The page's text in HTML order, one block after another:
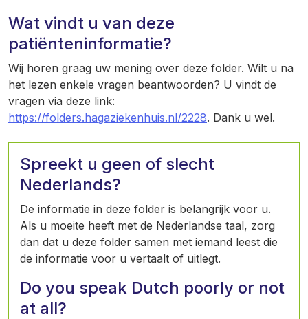
Wat vindt u van deze
patiënteninformatie?
Wij horen graag uw mening over deze folder. Wilt u na
het lezen enkele vragen beantwoorden? U vindt de
vragen via deze link:
https://folders.hagaziekenhuis.nl/2228. Dank u wel.
Spreekt u geen of slecht
Nederlands?
De informatie in deze folder is belangrijk voor u.
Als u moeite heeft met de Nederlandse taal, zorg
dan dat u deze folder samen met iemand leest die
de informatie voor u vertaalt of uitlegt.
Do you speak Dutch poorly or not
at all?